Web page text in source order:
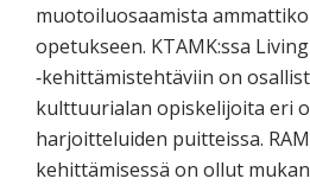
muotoiluosaamista
opetukseen. KTAMK:ssa
‐kehittämistehtäviin on
kulttuurialan opiskelijoita eri
harjoitteluiden puitteissa.
kehittämisessä on ollut